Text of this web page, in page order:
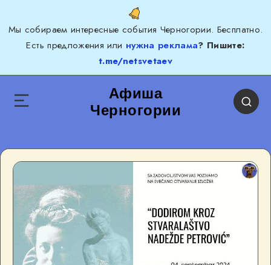
Мы собираем интересные события Черногории. Бесплатно.
Есть предложения или нужна реклама? Пишите:
t.me/netsvetaev
Афиша
Черногории